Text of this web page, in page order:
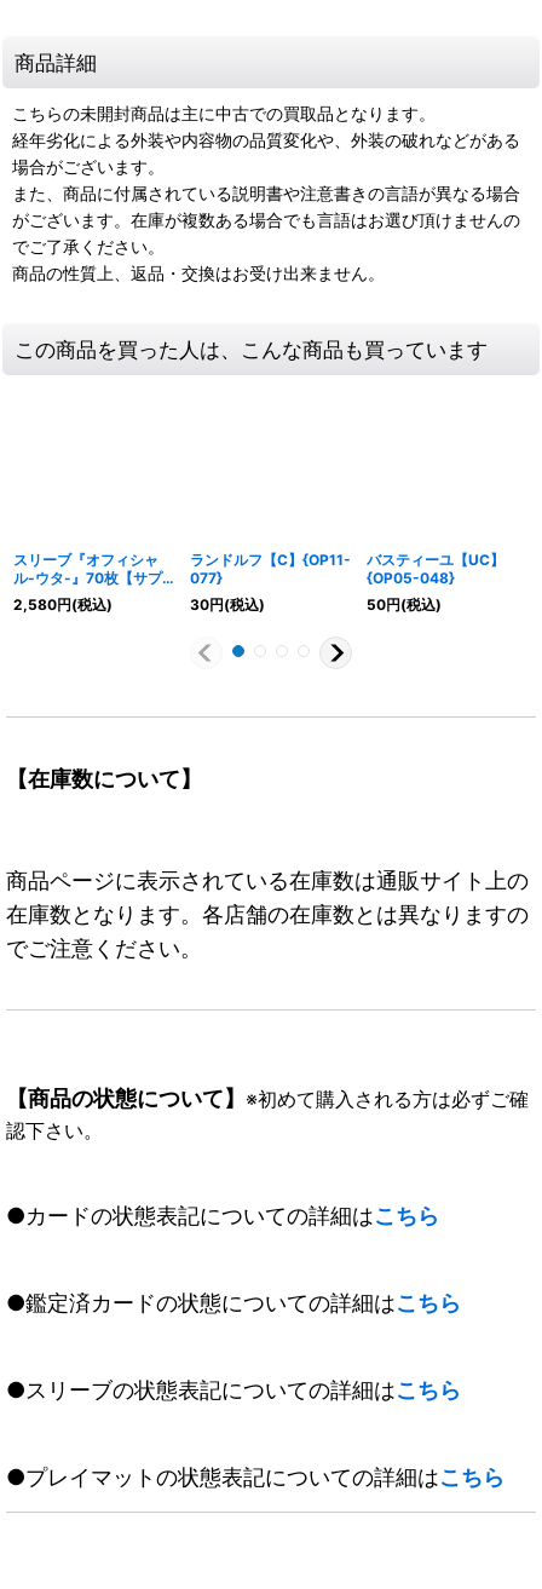
商品詳細
こちらの未開封商品は主に中古での買取品となります。
経年劣化による外装や内容物の品質変化や、外装の破れなどがある
場合がございます。
また、商品に付属されている説明書や注意書きの言語が異なる場合
がございます。在庫が複数ある場合でも言語はお選び頂けませんの
でご了承ください。
商品の性質上、返品・交換はお受け出来ません。
この商品を買った人は、こんな商品も買っています
スリーブ『オフィシャ
ル-ウタ-』70枚【サプ
ライ】{-}
2,580円(税込)
ランドルフ【C】{OP11-
077}
30円(税込)
バスティーユ【UC】
{OP05-048}
50円(税込)
【在庫数について】
商品ページに表示されている在庫数は通販サイト上の
在庫数となります。各店舗の在庫数とは異なりますの
でご注意ください。
【商品の状態について】 ※初めて購入される方は必ずご確
認下さい。
●カードの状態表記についての詳細はこちら
●鑑定済カードの状態についての詳細はこちら
●スリーブの状態表記についての詳細はこちら
●プレイマットの状態表記についての詳細はこちら